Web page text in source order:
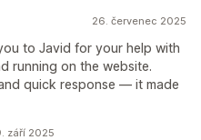
26. červenec 2025
to Javid for your help with
running on the website.
quick response — it made
září 2025